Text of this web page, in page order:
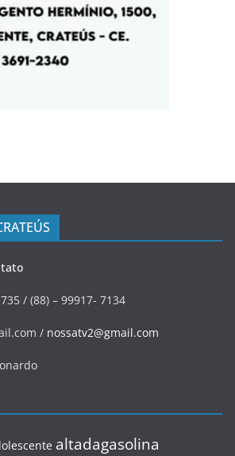
/ (88) – 99917- 7134
/ nossatv2@gmail.com
altadagasolina